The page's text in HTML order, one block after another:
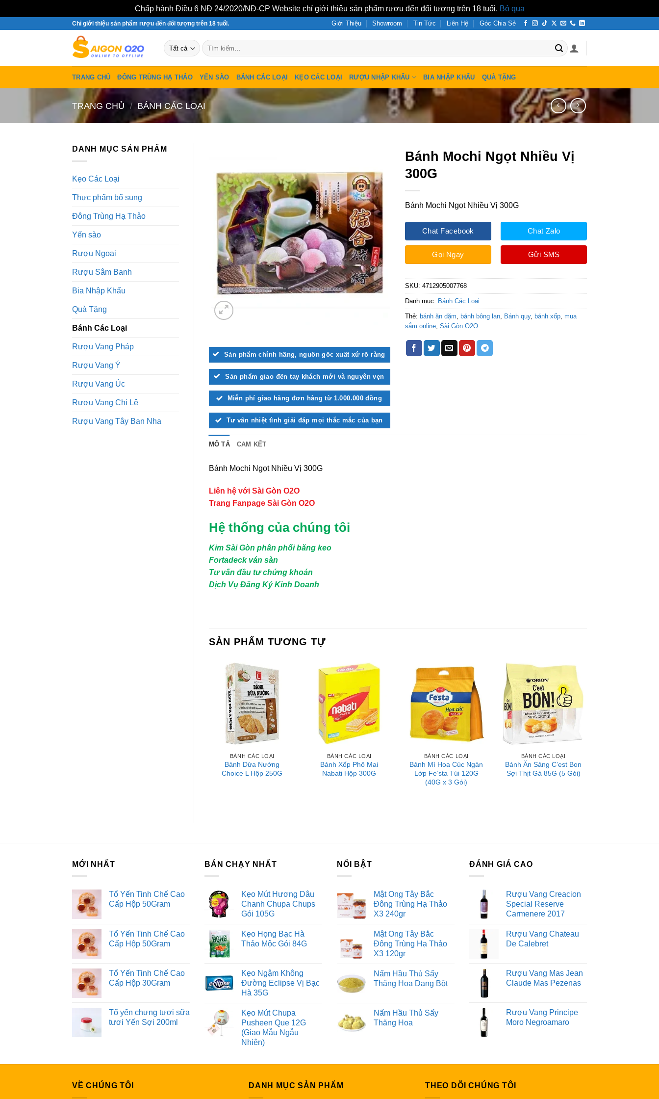
Chấp hành Điều 6 NĐ 24/2020/NĐ-CP Website chỉ giới thiệu sản phẩm rượu đến đối tượng trên 18 tuổi. Bỏ qua
Chỉ giới thiệu sản phẩm rượu đến đối tượng trên 18 tuổi. Giới Thiệu Showroom Tin Tức Liên Hệ Góc Chia Sẻ
Tìm
kiếm:
TRANG CHỦ ĐÔNG TRÙNG HẠ THẢO YẾN SÀO BÁNH CÁC LOẠI KẸO CÁC LOẠI RƯỢU NHẬP KHẨU BIA NHẬP KHẨU QUÀ TẶNG
TRANG CHỦ / BÁNH CÁC LOẠI
DANH MỤC SẢN PHẨM
Kẹo Các Loại
Thực phẩm bổ sung
Đông Trùng Hạ Thảo
Yến sào
Rượu Ngoại
Rượu Sâm Banh
Bia Nhập Khẩu
Quà Tặng
Bánh Các Loại
Rượu Vang Pháp
Rượu Vang Ý
Rượu Vang Úc
Rượu Vang Chi Lê
Rượu Vang Tây Ban Nha
Sản phẩm chính hãng, nguồn gốc xuất xứ rõ ràng
Sản phẩm giao đến tay khách mới và nguyên vẹn
Miễn phí giao hàng đơn hàng từ 1.000.000 đồng
Tư vấn nhiệt tình giải đáp mọi thắc mắc của bạn
Bánh Mochi Ngọt Nhiều Vị
300G
Bánh Mochi Ngọt Nhiều Vị 300G
Chat Facebook
Gọi Ngay
Chat Zalo
Gửi SMS
SKU:4712905007768
Danh mục: Bánh Các Loại
Thẻ: bánh ăn dặm, bánh bông lan, Bánh quy, bánh xốp,mua
sắm online,Sài Gòn O2O
MÔ TẢ CAM KẾT
Bánh Mochi Ngọt Nhiều Vị 300G
Liên hệ với Sài Gòn O2O
Trang Fanpage Sài Gòn O2O
Hệ thống của chúng tôi
Kim Sài Gòn phân phối băng keo
Fortadeck ván sàn
Tư vấn đầu tư chứng khoán
Dịch Vụ Đăng Ký Kinh Doanh
SẢN PHẨM TƯƠNG TỰ
BÁNH CÁC LOẠI
Bánh Dừa Nướng
Choice L Hộp 250G
BÁNH CÁC LOẠI
Bánh Xốp Phô Mai
Nabati Hộp 300G
BÁNH CÁC LOẠI
Bánh Mì Hoa Cúc Ngàn
Lớp Fe’sta Túi 120G
(40G x 3 Gói)
BÁNH CÁC LOẠI
Bánh Ăn Sáng C’est Bon
Sợi Thịt Gà 85G (5 Gói)
MỚI NHẤT
Tổ Yến Tinh Chế Cao
Cấp Hộp 50Gram
Tổ Yến Tinh Chế Cao
Cấp Hộp 50Gram
Tổ Yến Tinh Chế Cao
Cấp Hộp 30Gram
Tổ yến chưng tươi sữa
tươi Yến Sợi 200ml
BÁN CHẠY NHẤT
Kẹo Mút Hương Dâu
Chanh Chupa Chups
Gói 105G
Kẹo Họng Bạc Hà
Thảo Mộc Gói 84G
Kẹo Ngậm Không
Đường Eclipse Vị Bạc
Hà 35G
Kẹo Mút Chupa
Pusheen Que 12G
(Giao Mẫu Ngẫu
Nhiên)
NỔI BẬT
Mật Ong Tây Bắc
Đông Trùng Hạ Thảo
X3 240gr
Mật Ong Tây Bắc
Đông Trùng Hạ Thảo
X3 120gr
Nấm Hầu Thủ Sấy
Thăng Hoa Dạng Bột
Nấm Hầu Thủ Sấy
Thăng Hoa
ĐÁNH GIÁ CAO
Rượu Vang Creacion
Special Reserve
Carmenere 2017
Rượu Vang Chateau
De Calebret
Rượu Vang Mas Jean
Claude Mas Pezenas
Rượu Vang Principe
Moro Negroamaro
VỀ CHÚNG TÔI DANH MỤC SẢN PHẨM THEO DÕI CHÚNG TÔI